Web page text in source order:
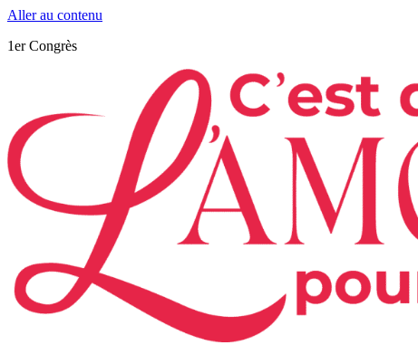
Aller au contenu
1er Congrès